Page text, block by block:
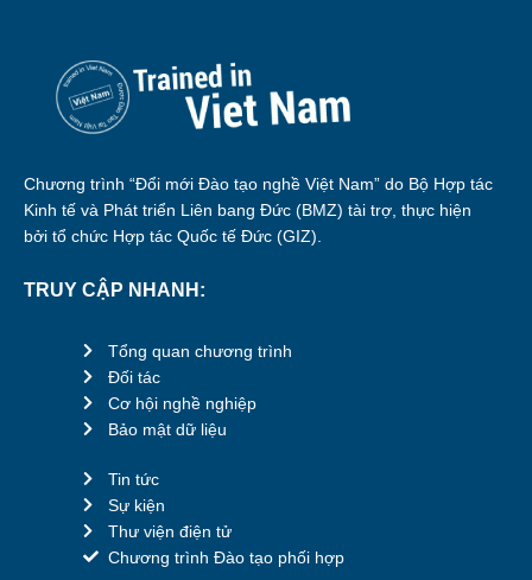
Chương trình “Đổi mới Đào tạo nghề Việt Nam” do Bộ Hợp tác
Kinh tế và Phát triển Liên bang Đức (BMZ) tài trợ, thực hiện
bởi tổ chức Hợp tác Quốc tế Đức (GIZ).
TRUY CẬP NHANH:
Tổng quan chương trình
Đối tác
Cơ hội nghề nghiệp
Bảo mật dữ liệu
Tin tức
Sự kiện
Thư viện điện tử
Chương trình Đào tạo phối hợp